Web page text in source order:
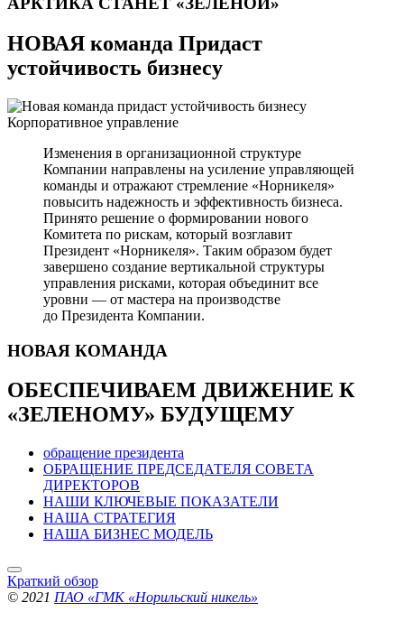
НОВАЯ команда Придаст
устойчивость бизнесу
Корпоративное управление
Изменения в организационной структуре
Компании направлены на усиление управляющей
команды и отражают стремление «Норникеля»
повысить надежность и эффективность бизнеса.
Принято решение о формировании нового
Комитета по рискам, который возглавит
Президент «Норникеля». Таким образом будет
завершено создание вертикальной структуры
управления рисками, которая объединит все
уровни — от мастера на производстве
до Президента Компании.
НОВАЯ КОМАНДА
ОБЕСПЕЧИВАЕМ ДВИЖЕНИЕ К
«ЗЕЛЕНОМУ» БУДУЩЕМУ
обращение президента
ОБРАЩЕНИЕ ПРЕДСЕДАТЕЛЯ СОВЕТА
ДИРЕКТОРОВ
НАШИ КЛЮЧЕВЫЕ ПОКАЗАТЕЛИ
НАША СТРАТЕГИЯ
НАША БИЗНЕС МОДЕЛЬ
Краткий обзор
© 2021 ПАО «ГМК «Норильский никель»